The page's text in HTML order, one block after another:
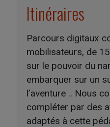
Itinéraires
Parcours digitaux
mobilisateurs, de
sur le pouvoir du
embarquer sur un
l’aventure .. Nous
compléter par des
adaptés à cette